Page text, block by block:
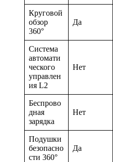
Круговой
обзор
360°
Да
Система
автомати
ческого
управлен
ия L2
Нет
Беспрово
дная
зарядка
Нет
Подушки
безопасно
сти 360°
Да